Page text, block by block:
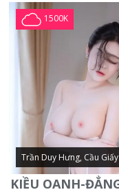
1500K
Trần Duy Hưng, Cầu Giấy